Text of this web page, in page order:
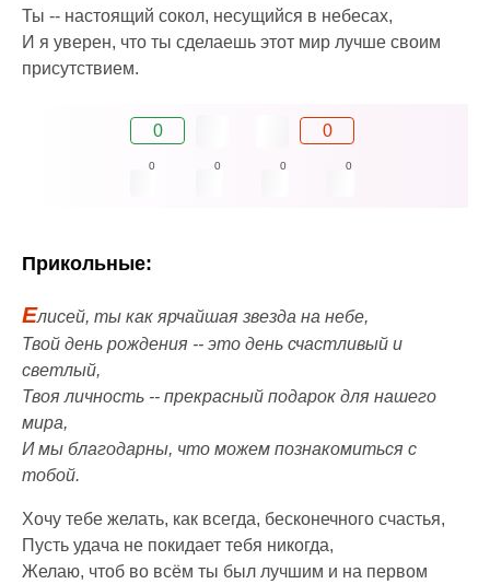
Ты -- настоящий сокол, несущийся в небесах,
И я уверен, что ты сделаешь этот мир лучше своим
присутствием.
0 0
0 0 0 0
Прикольные:
Елисей, ты как ярчайшая звезда на небе,
Твой день рождения -- это день счастливый и
светлый,
Твоя личность -- прекрасный подарок для нашего
мира,
И мы благодарны, что можем познакомиться с
тобой.
Хочу тебе желать, как всегда, бесконечного счастья,
Пусть удача не покидает тебя никогда,
Желаю, чтоб во всём ты был лучшим и на первом